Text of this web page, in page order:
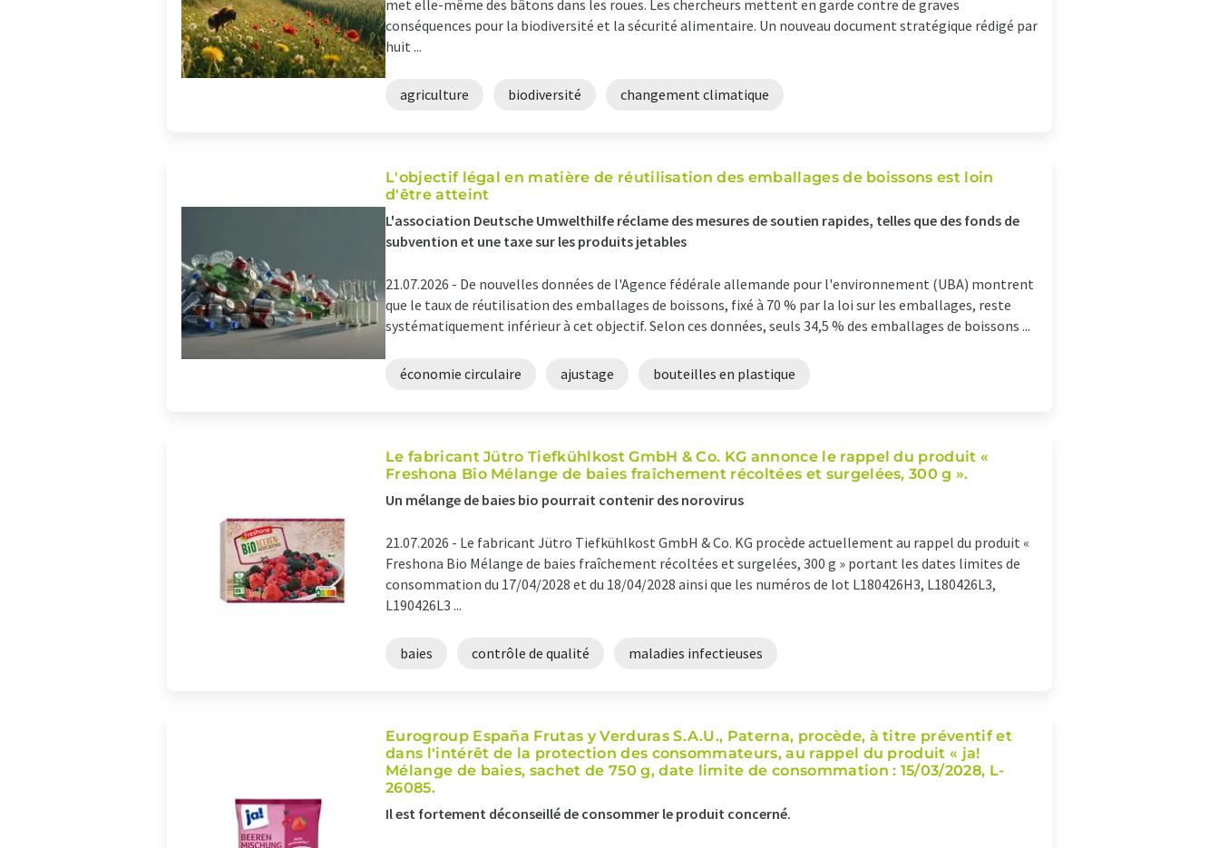
met elle-même des bâtons dans les roues. Les chercheurs mettent en garde contre de graves
conséquences pour la biodiversité et la sécurité alimentaire. Un nouveau document stratégique rédigé par
huit ...
agriculture biodiversité changement climatique
L'objectif légal en matière de réutilisation des emballages de boissons est loin
d'être atteint
L'association Deutsche Umwelthilfe réclame des mesures de soutien rapides, telles que des fonds de
subvention et une taxe sur les produits jetables
21.07.2026 - De nouvelles données de l'Agence fédérale allemande pour l'environnement (UBA) montrent
que le taux de réutilisation des emballages de boissons, fixé à 70 % par la loi sur les emballages, reste
systématiquement inférieur à cet objectif. Selon ces données, seuls 34,5 % des emballages de boissons ...
économie circulaire ajustage bouteilles en plastique
Le fabricant Jütro Tiefkühlkost GmbH & Co. KG annonce le rappel du produit «
Freshona Bio Mélange de baies fraîchement récoltées et surgelées, 300 g ».
Un mélange de baies bio pourrait contenir des norovirus
21.07.2026 - Le fabricant Jütro Tiefkühlkost GmbH & Co. KG procède actuellement au rappel du produit «
Freshona Bio Mélange de baies fraîchement récoltées et surgelées, 300 g » portant les dates limites de
consommation du 17/04/2028 et du 18/04/2028 ainsi que les numéros de lot L180426H3, L180426L3,
L190426L3 ...
baies contrôle de qualité maladies infectieuses
Eurogroup España Frutas y Verduras S.A.U., Paterna, procède, à titre préventif et
dans l'intérêt de la protection des consommateurs, au rappel du produit « ja!
Mélange de baies, sachet de 750 g, date limite de consommation : 15/03/2028, L-
26085.
Il est fortement déconseillé de consommer le produit concerné.